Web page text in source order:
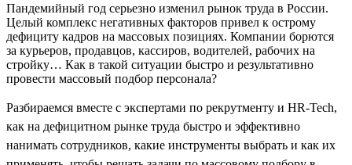
Пандемийный год серьезно изменил рынок труда в России.
Целый комплекс негативных факторов привел к острому
дефициту кадров на массовых позициях. Компании борются
за курьеров, продавцов, кассиров, водителей, рабочих на
стройку… Как в такой ситуации быстро и результативно
провести массовый подбор персонала?
Разбираемся вместе с экспертами по рекрутменту и HR-Tech,
как на дефицитном рынке труда быстро и эффективно
нанимать сотрудников, какие инструменты выбрать и как их